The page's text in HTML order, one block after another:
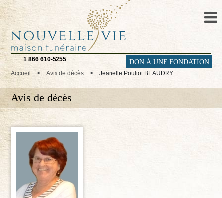
1 866 610-5255 DON À UNE FONDATION
Accueil > Avis de décès > Jeanelle Pouliot BEAUDRY
Avis de décès